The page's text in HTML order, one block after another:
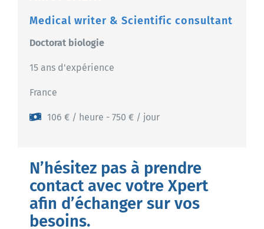
Medical writer & Scientific consultant
Doctorat biologie
15 ans d'expérience
France
106 € / heure - 750 € / jour
N’hésitez pas à prendre
contact avec votre Xpert
afin d’échanger sur vos
besoins.